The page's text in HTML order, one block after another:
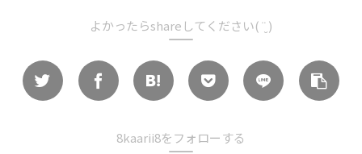
よかったらshareしてください( ¨̮ )
8kaarii8をフォローする